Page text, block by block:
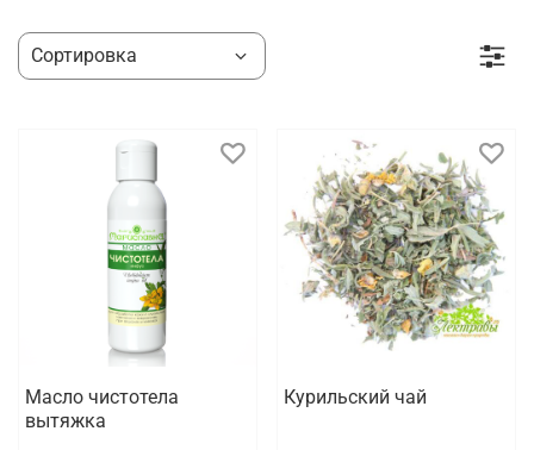
Масло чистотела
вытяжка
Курильский чай